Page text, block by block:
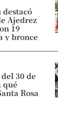
destacó
Ajedrez
19
y bronce
30 de
qué
Rosa